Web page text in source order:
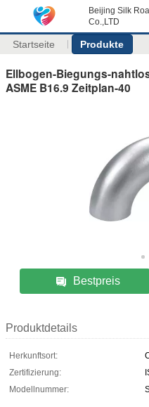
Beijing Silk
Co.,LTD
Startseite Produkte
Ellbogen-Biegungs-
ASME B16.9 Zeitplan-40
Bestpreis
Produktdetails
Herkunftsort:
Zertifizierung:
Modellnummer: